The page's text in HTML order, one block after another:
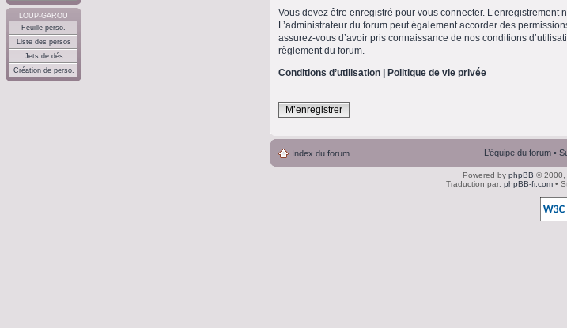
LOUP-GAROU
Feuille perso.
Liste des persos
Jets de dés
Création de perso.
Vous devez être enregistré pour vous connecter.
L’administrateur du forum peut également accorder des
assurez-vous d’avoir pris connaissance de nos conditions
règlement du forum.
Conditions d’utilisation
Politique de vie privée
M’enregistrer
Index du forum L’équipe du forum •
Powered by phpBB © 2000,
Traduction par: phpBB-fr.com•